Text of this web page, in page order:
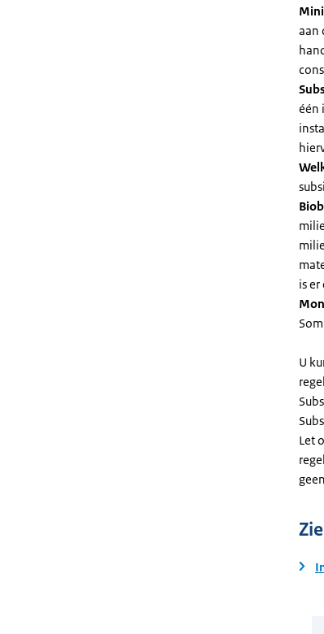
aan
één
is
U
Let